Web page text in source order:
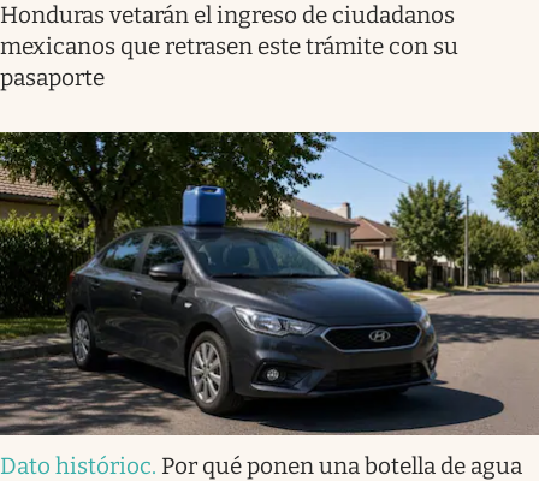
Honduras vetarán el ingreso de ciudadanos
mexicanos que retrasen este trámite con su
pasaporte
Dato histórioc. Por qué ponen una botella de agua